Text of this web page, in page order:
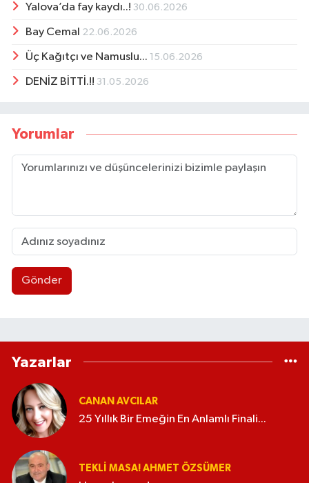
Yalova’da fay kaydı..! 30.06.2026
Bay Cemal 22.06.2026
Üç Kağıtçı ve Namuslu... 15.06.2026
DENİZ BİTTİ.!! 31.05.2026
Yorumlar
Gönder
Yazarlar
CANAN AVCILAR
25 Yıllık Bir Emeğin En Anlamlı Finali...
TEKLI MASA! AHMET ÖZSÜMER